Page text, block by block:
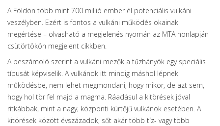
A Földön több mint 700 millió ember él potenciális vulkáni
veszélyben. Ezért is fontos a vulkáni működés okainak
megértése – olvasható a megjelenés nyomán az MTA honlapján
csütörtökön megjelent cikkben.
A beszámoló szerint a vulkáni mezők a tűzhányók egy speciális
típusát képviselik. A vulkánok itt mindig máshol lépnek
működésbe, nem lehet megmondani, hogy mikor, de azt sem,
hogy hol tör fel majd a magma. Ráadásul a kitörések jóval
ritkábbak, mint a nagy, központi kürtőjű vulkánok esetében. A
kitörések között évszázadok, sőt akár több tíz- vagy több